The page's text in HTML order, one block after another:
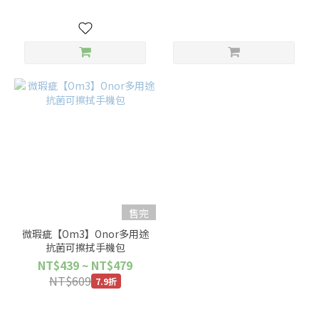
售完
微瑕疵【Om3】Onor多用途
抗菌可擦拭手機包
NT$439 ~ NT$479
NT$609 7.9折